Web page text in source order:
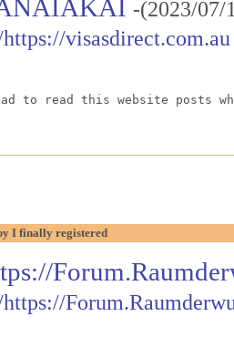
-(2023/
visasdirect.com.au
to read this website posts
I finally registered